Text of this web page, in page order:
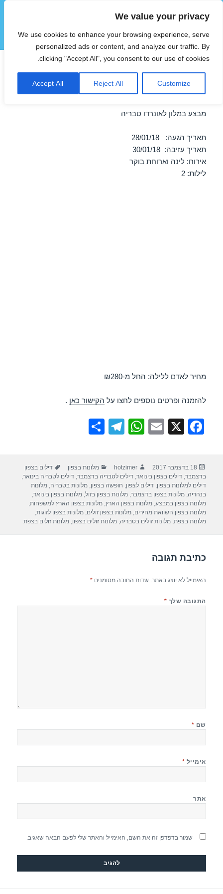
We value your privacy
We use cookies to enhance your browsing experience, serve
personalized ads or content, and analyze our traffic. By
clicking "Accept All", you consent to our use of cookies.
Customize
Reject All
Accept All
הוטצימר
תפריטים
ווידג'טים
חופשה במלון לאונרדו טבריה –
28/01/2018
מבצע במלון לאונרדו טבריה
תאריך הגעה: 28/01/18
תאריך עזיבה: 30/01/18
אירוח: לינה וארוחת בוקר
לילות: 2
מחיר לאדם ללילה: החל מ-₪280
להזמנה ופרטים נוספים לחצו על הקישור כאן .
F
e
b
o
o
X
E
W
s
A
p
p
T
gr
a
m
e
פורסם
בתאריך
18 בדצמבר 2017 מחבר
hotzimer קטגוריות
מלונות בצפון תגיות
דילים בצפון
בדצמבר,דילים בצפון בינואר,דילים לטבריה בדצמבר,דילים לטבריה בינואר,
דילים למלונות בצפון,דילים לצפון, חופשה בצפון,מלונות בטבריה,מלונות
בנהריה,מלונות בצפון בדצמבר,מלונות בצפון בזול,מלונות בצפון בינואר,
מלונות בצפון במבצע,מלונות בצפון הארץ,מלונות בצפון הארץ למשפחות,
מלונות בצפון השוואת מחירים,מלונות בצפון זולים,מלונות בצפון לזוגות,
מלונות בצפת,מלונות זולים בטבריה,מלונות זולים בצפון,מלונות זולים בצפת
כתיבת תגובה
האימייל לא יוצג באתר. שדות החובה מסומנים*
התגובה שלך *
שם *
אימייל *
אתר
שמור בדפדפן זה את השם, האימייל והאתר שלי לפעם הבאה שאגיב.